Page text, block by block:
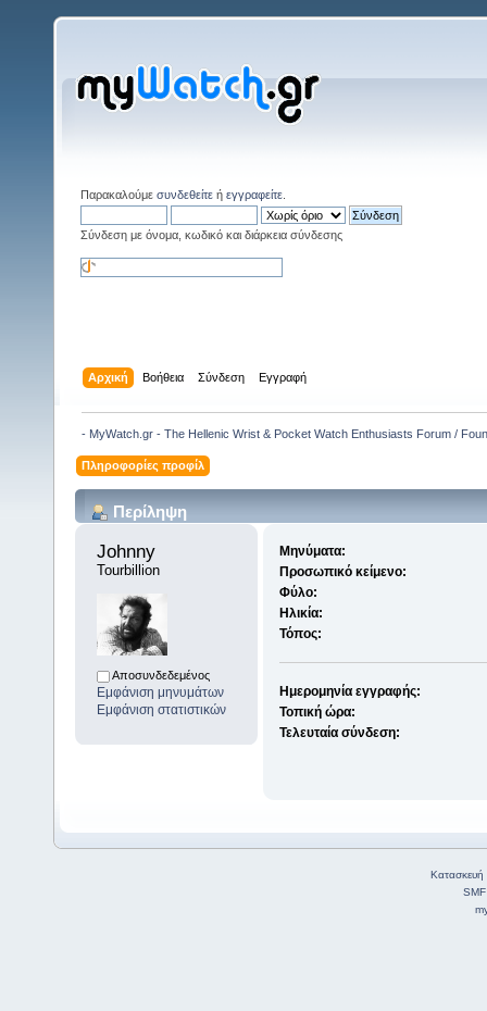
Παρακαλούμε συνδεθείτε ή εγγραφείτε
Σύνδεση με όνομα, κωδικό και διάρκεια σύνδεσης
Αρχική Βοήθεια Σύνδεση Εγγραφή
- MyWatch.gr - The Hellenic Wrist & Pocket Watch Enthusiasts Forum /
Πληροφορίες προφίλ
Περίληψη
Johnny
Tourbillion
Αποσυνδεδεμένος
Εμφάνιση μηνυμάτων
Εμφάνιση στατιστικών
Μηνύματα:
Προσωπικό κείμενο:
Φύλο:
Ηλικία:
Τόπος:
Ημερομηνία εγγραφής:
Τοπική ώρα:
Τελευταία σύνδεση:
Κατασκευή